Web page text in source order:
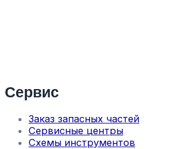
Сервис
Заказ запасных частей
Сервисные центры
Схемы инструментов